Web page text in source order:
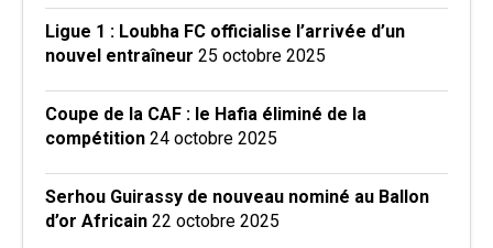
Ligue 1 : Loubha FC officialise l’arrivée d’un
nouvel entraîneur 25 octobre 2025
Coupe de la CAF : le Hafia éliminé de la
compétition 24 octobre 2025
Serhou Guirassy de nouveau nominé au Ballon
d’or Africain 22 octobre 2025